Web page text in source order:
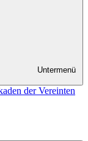
Untermenü
der Vereinten